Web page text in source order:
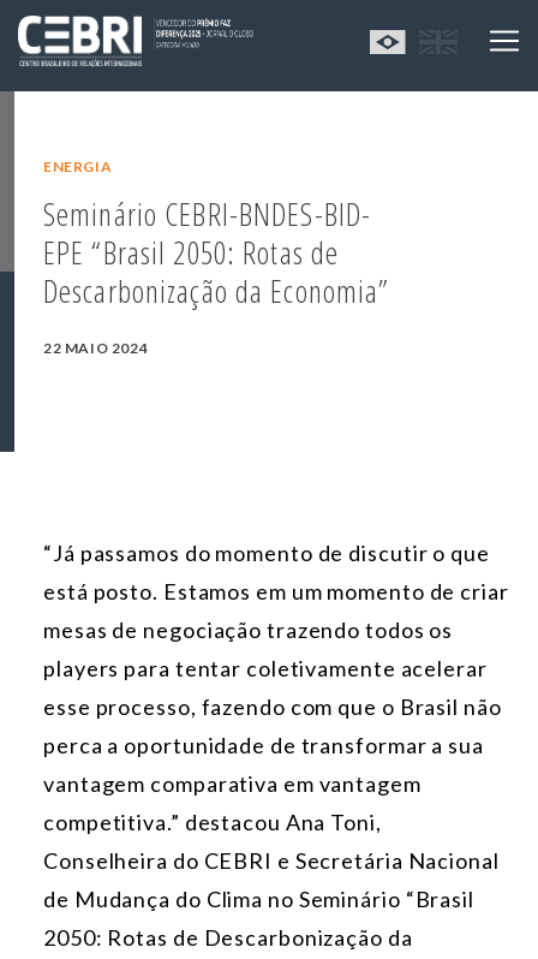
ENERGIA
Seminário CEBRI-BNDES-BID-
EPE “Brasil 2050: Rotas de
Descarbonização da Economia”
22 MAIO 2024
“Já passamos do momento de discutir o que
está posto. Estamos em um momento de criar
mesas de negociação trazendo todos os
players para tentar coletivamente acelerar
esse processo, fazendo com que o Brasil não
perca a oportunidade de transformar a sua
vantagem comparativa em vantagem
competitiva.” destacou Ana Toni,
Conselheira do CEBRI e Secretária Nacional
de Mudança do Clima no Seminário “Brasil
2050: Rotas de Descarbonização da